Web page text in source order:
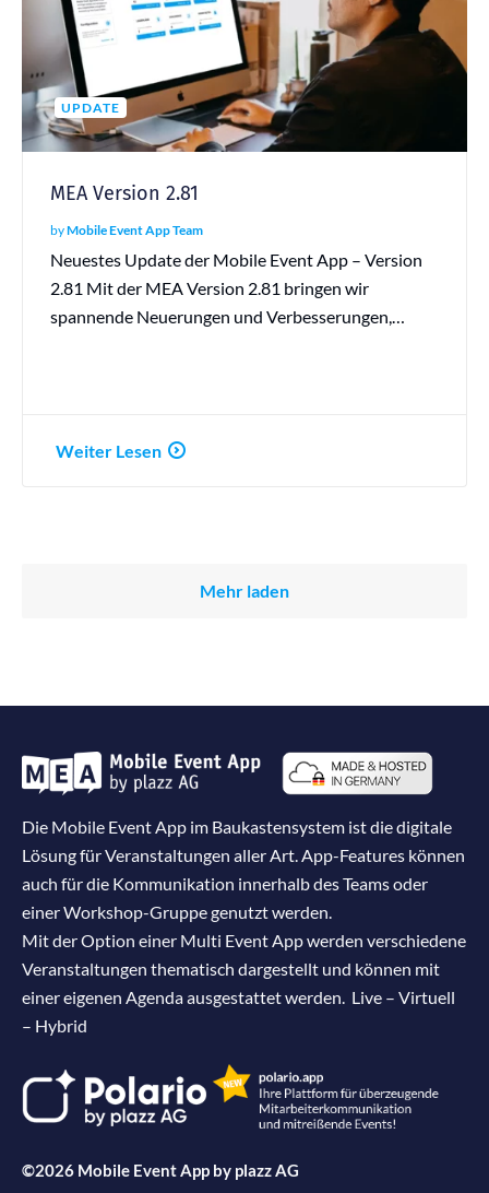
UPDATE
MEA Version 2.81
byMobile Event App Team
Neuestes Update der Mobile Event App – Version
2.81 Mit der MEA Version 2.81 bringen wir
spannende Neuerungen und Verbesserungen,…
Weiter Lesen
Mehr laden
Die Mobile Event App im Baukastensystem ist die digitale
Lösung für Veranstaltungen aller Art. App-Features können
auch für die Kommunikation innerhalb des Teams oder
einer Workshop-Gruppe genutzt werden.
Mit der Option einer Multi Event App werden verschiedene
Veranstaltungen thematisch dargestellt und können mit
einer eigenen Agenda ausgestattet werden. Live – Virtuell
– Hybrid
©2026 Mobile Event App by plazz AG